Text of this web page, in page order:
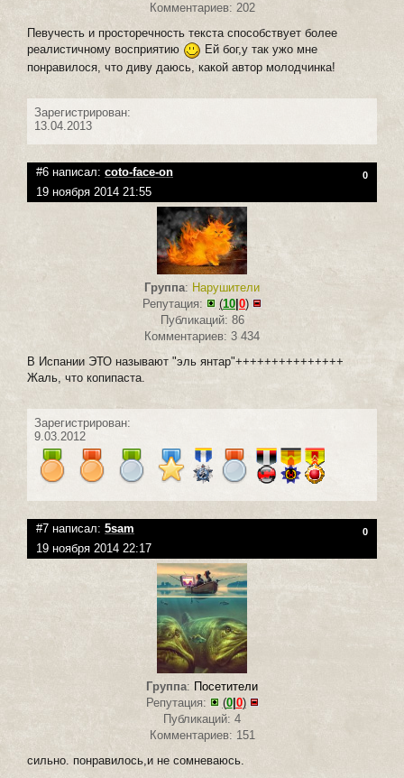
Комментариев: 202
Певучесть и просторечность текста способствует более
реалистичному восприятию
Ей бог,у так ужо мне
понравилося, что диву даюсь, какой автор молодчинка!
Зарегистрирован:
13.04.2013
#6 написал: coto-face-on 0
19 ноября 2014 21:55
Группа: Нарушители
Репутация:
(10 0)
Публикаций: 86
Комментариев: 3 434
В Испании ЭТО называют "эль янтар"+++++++++++++++
Жаль, что копипаста.
Зарегистрирован:
9.03.2012
#7 написал: 5sam 0
19 ноября 2014 22:17
Группа: Посетители
Репутация:
(0|0)
Публикаций: 4
Комментариев: 151
сильно. понравилось,и не сомневаюсь.